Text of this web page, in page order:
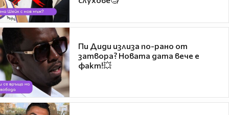
Пи Диди излиза по-рано от
затвора? Новата дата вече е
факт!💥